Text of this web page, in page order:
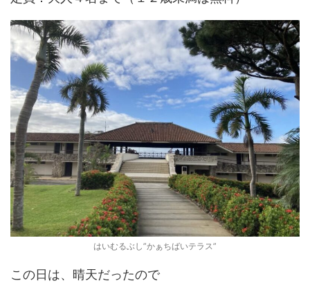
はいむるぶし”かぁちばいテラス”
この日は、晴天だったので